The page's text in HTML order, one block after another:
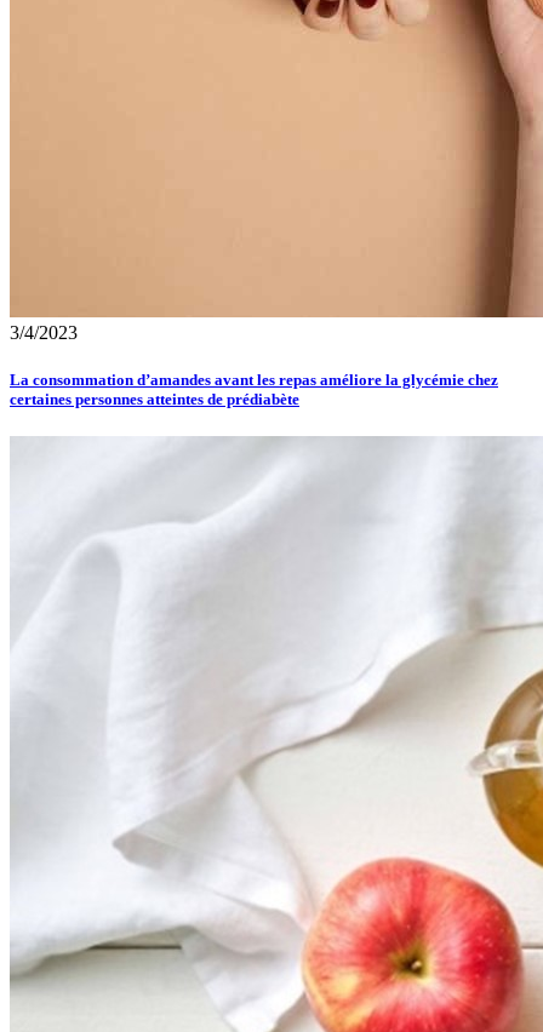
3/4/2023
La consommation d’amandes avant les repas améliore la glycémie chez
certaines personnes atteintes de prédiabète